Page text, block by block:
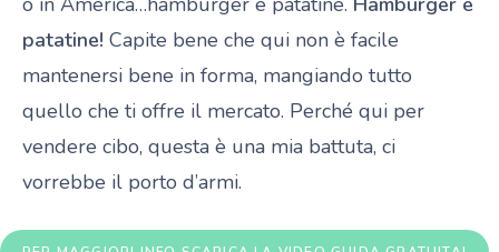
patatine! Capite bene che qui non è facile
mantenersi bene in forma, mangiando tutto
quello che ti offre il mercato. Perché qui per
vendere cibo, questa è una mia battuta, ci
vorrebbe il porto d’armi.